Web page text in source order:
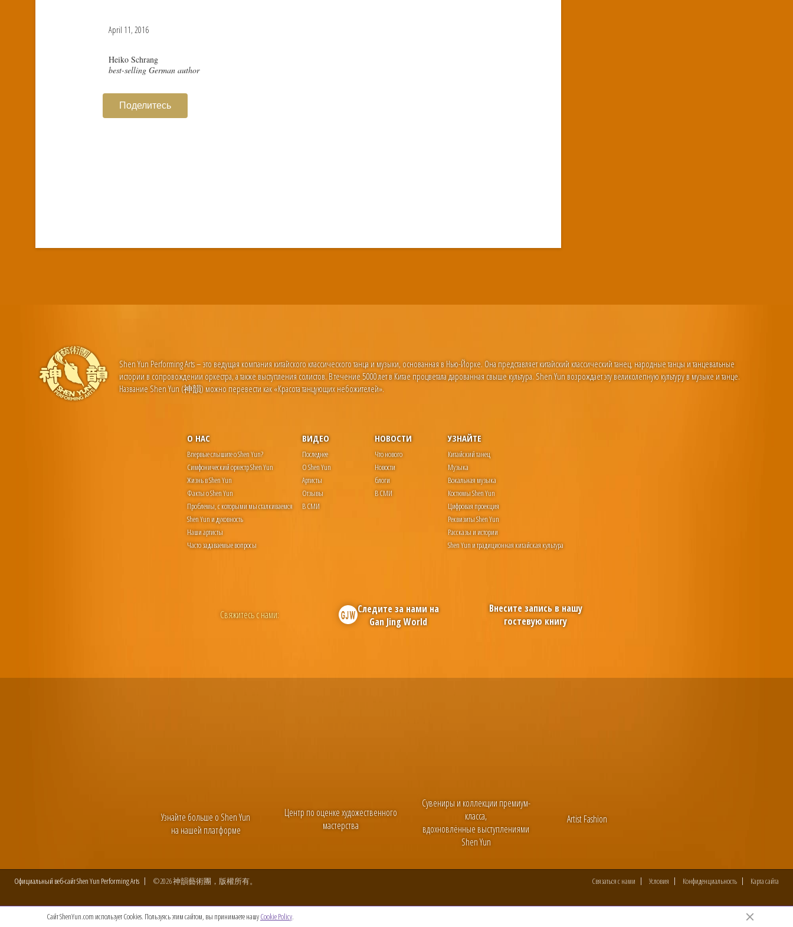
April 11, 2016
Heiko Schrang
best-selling German author
Поделитесь
Shen Yun Performing Arts – это ведущая компания китайского классического танца и музыки, основанная в Нью-Йорке. Она представляет китайский классический танец, народные танцы и танцевальные
истории в сопровождении оркестра, а также выступления солистов. В течение 5000 лет в Китае процветала дарованная свыше культура. Shen Yun возрождает эту великолепную культуру в музыке и танце.
Название Shen Yun (神韻) можно перевести как «Красота танцующих небожителей».
О НАС
Впервые слышите о Shen Yun?
Симфонический оркестр Shen Yun
Жизнь в Shen Yun
Факты о Shen Yun
Проблемы, с которыми мы сталкиваемся
Shen Yun и духовность
Наши артисты
Часто задаваемые вопросы
ВИДЕО
Последнее
О Shen Yun
Артисты
Отзывы
В СМИ
НОВОСТИ
Что нового
Новости
блоги
В СМИ
УЗНАЙТЕ
Китайский танец
Музыка
Вокальная музыка
Костюмы Shen Yun
Цифровая проекция
Реквизиты Shen Yun
Рассказы и истории
Shen Yun и традиционная китайская культура
Свяжитесь с нами:
Следите за нами на
Gan Jing World
Внесите запись в нашу
гостевую книгу
Узнайте больше о Shen Yun
на нашей платформе
Центр по оценке художественного
мастерства
Сувениры и коллекции премиум-
класса,
вдохновлённые выступлениями
Shen Yun
Artist Fashion
Официальный веб-сайт Shen Yun Performing Arts ©2026 神韻藝術團，版權所有。 Связаться с нами Условия Конфиденциальность Карта сайта
Сайт ShenYun.com использует Cookies. Пользуясь этим сайтом, вы принимаете нашуCookie Policy.